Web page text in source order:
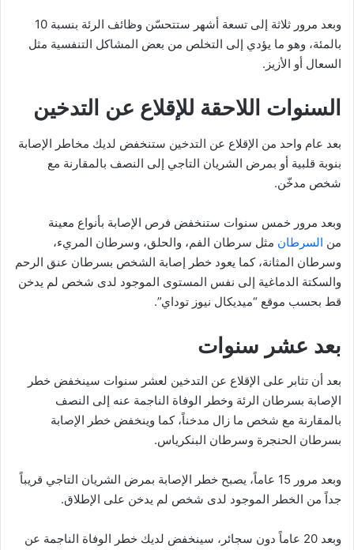
وبعد مرور ثلاثة إلى تسعة أشهر ستتحسّن وظائف الرئة بنسبة 10
بالمئة، وهو ما يؤدي إلى التخلص من بعض المشاكل التنفسية مثل
السعال أو الأزيز.
السنوات اللاحقة للإقلاع عن التدخين
بعد عام واحد من الإقلاع عن التدخين ستنخفض لديك مخاطر الإصابة
بنوبة قلبية أو بمرض الشريان التاجي إلى النصف بالمقارنة مع
شخص مدخّن.
وبعد مرور خمس سنوات ستنخفض فرص الإصابة بأنواع معينة
من السرطان مثل سرطان الفم، والحلق، وسرطان المريء،
وسرطان المثانة، كما يعود خطر إصابة الشخص بسرطان عنق الرحم
والسكتة الدماغية إلى نفس المستوى الموجود لدى شخص لم يدخن
قط بحسب موقع “ميديكال نيوز توداي”.
بعد عشر سنوات
بعد أن تثابر على الإقلاع عن التدخين لعشر سنوات سينخفض خطر
الإصابة بسرطان الرئة وخطر الوفاة الناجمة عنه إلى النصف
بالمقارنة مع شخص ما زال مدخناً، كما وينخفض خطر الإصابة
بسرطان الحنجرة وسرطان البنكرياس.
وبعد مرور 15 عاماً، يصبح خطر الإصابة بمرض الشريان التاجي قريباً
جداً من الخطر الموجود لدى شخص لم يدخن على الإطلاق.
وبعد 20 عاماً دون سجائر، سينخفض لديك خطر الوفاة الناجمة عن